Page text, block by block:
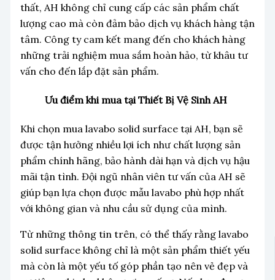
thất, AH không chỉ cung cấp các sản phẩm chất
lượng cao mà còn đảm bảo dịch vụ khách hàng tận
tâm. Công ty cam kết mang đến cho khách hàng
những trải nghiệm mua sắm hoàn hảo, từ khâu tư
vấn cho đến lắp đặt sản phẩm.
Ưu điểm khi mua tại Thiết Bị Vệ Sinh AH
Khi chọn mua lavabo solid surface tại AH, bạn sẽ
được tận hưởng nhiều lợi ích như chất lượng sản
phẩm chính hãng, bảo hành dài hạn và dịch vụ hậu
mãi tận tình. Đội ngũ nhân viên tư vấn của AH sẽ
giúp bạn lựa chọn được mẫu lavabo phù hợp nhất
với không gian và nhu cầu sử dụng của mình.
Từ những thông tin trên, có thể thấy rằng lavabo
solid surface không chỉ là một sản phẩm thiết yếu
mà còn là một yếu tố góp phần tạo nên vẻ đẹp và